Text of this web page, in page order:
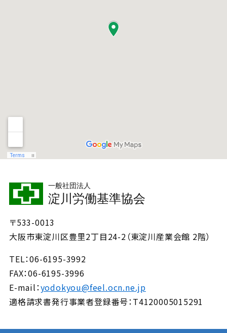
一般社団法人
淀川労働基準協会
〒533-0013
大阪市東淀川区豊里2丁目24-2（東淀川産業会館 2階）
TEL 06-6195-3992
FAX 06-6195-3996
E-mail yodokyou@feel.ocn.ne.jp
適格請求書発行事業者登録番号 T4120005015291